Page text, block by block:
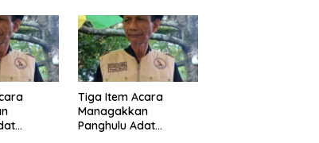
Dimanakah Lokasi
nya?
Tiga Item Acara
Managakkan
Panghulu Adat